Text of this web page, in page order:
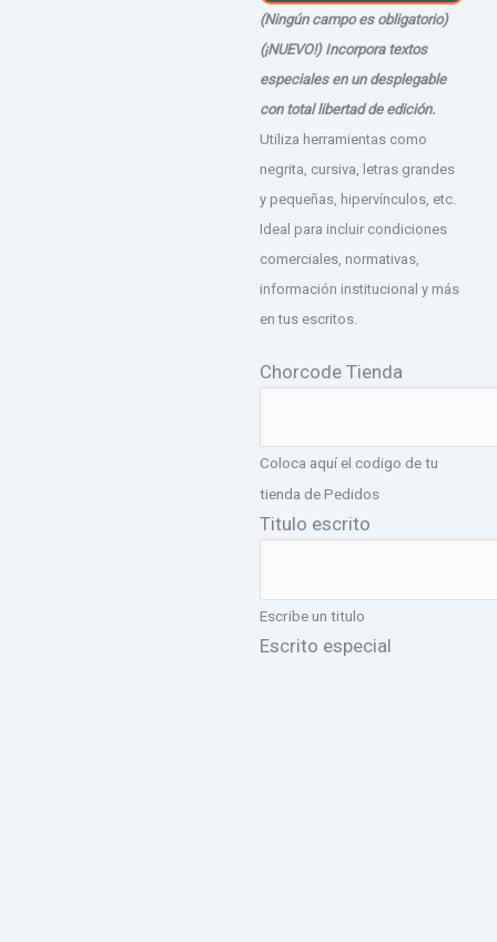
(Ningún campo es obligatorio)
(¡NUEVO!) Incorpora textos
especiales en un desplegable
con total libertad de edición.
Utiliza herramientas como
negrita, cursiva, letras grandes
y pequeñas, hipervínculos, etc.
Ideal para incluir condiciones
comerciales, normativas,
información institucional y más
en tus escritos.
Chorcode Tienda
Coloca aquí el codigo de tu
tienda de Pedidos
Titulo escrito
Escribe un titulo
Escrito especial